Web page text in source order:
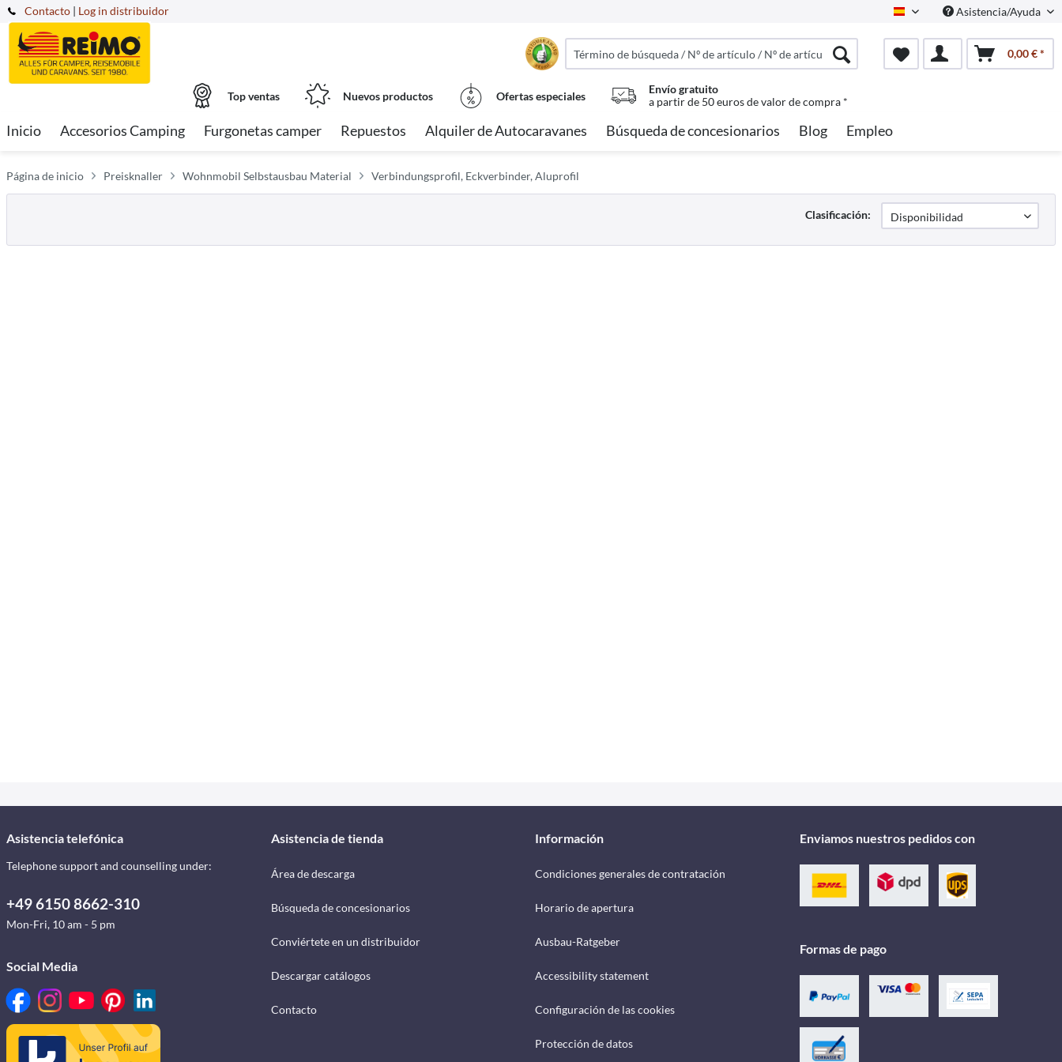
Contacto Spanisch Asistencia/Ayuda
| Log in distribuidor
0,00 € *
Top ventas Nuevos productos Ofertas especiales
Envío gratuito
a partir de 50 euros de valor de compra *
Inicio Accesorios Camping Furgonetas camper Repuestos Alquiler de Autocaravanes Búsqueda de concesionarios Blog Empleo
Página de inicio Preisknaller Wohnmobil Selbstausbau Material Verbindungsprofil, Eckverbinder, Aluprofil
Clasificación:
Asistencia telefónica
Telephone support and counselling under:
+49 6150 8662-310
Mon-Fri, 10 am - 5 pm
Social Media
Asistencia de tienda
Área de descarga
Búsqueda de concesionarios
Conviértete en un distribuidor
Descargar catálogos
Contacto
Información
Condiciones generales de contratación
Horario de apertura
Ausbau-Ratgeber
Accessibility statement
Configuración de las cookies
Protección de datos
Enviamos nuestros pedidos con
Formas de pago